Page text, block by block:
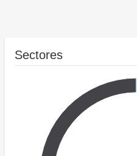
Sectores